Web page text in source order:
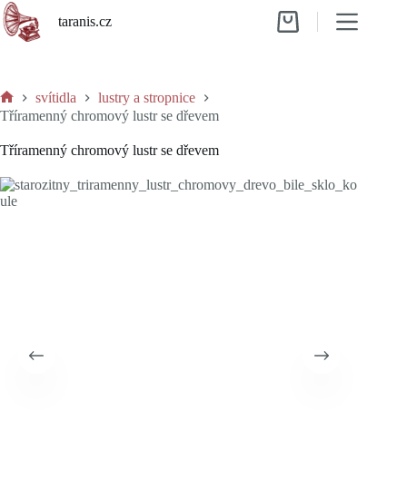
Skip
to
content
taranis.cz
Shopping
Home
svítidla
lustry a stropnice
Tříramenný chromový lustr se dřevem
Tříramenný chromový lustr se dřevem